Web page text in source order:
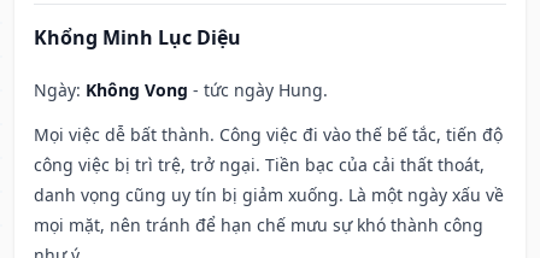
Khổng Minh Lục Diệu
Ngày: Không Vong - tức ngày Hung.
Mọi việc dễ bất thành. Công việc đi vào thế bế tắc, tiến độ
công việc bị trì trệ, trở ngại. Tiền bạc của cải thất thoát,
danh vọng cũng uy tín bị giảm xuống. Là một ngày xấu về
mọi mặt, nên tránh để hạn chế mưu sự khó thành công